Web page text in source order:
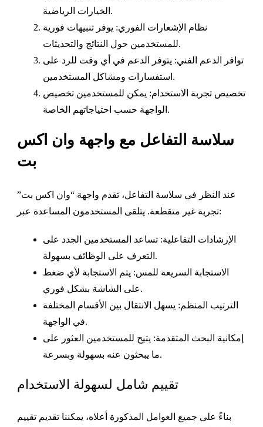
الخيارات الرياضية.
نظام الإشعارات الفوري: يوفر تنبيهات فورية
للمستخدمين حول النتائج والتحديثات.
توافر الدعم الفني: يتوفر الدعم في أي وقت للرد على
استفسارات ومشاكل المستخدمين.
تخصيص تجربة الاستخدام: يمكن للمستخدمين تخصيص
الواجهة حسب احتياجاتهم الخاصة.
سلاسة التفاعل مع واجهة وان اكس
بت
عند النظر في سلاسة التفاعل، تقدم واجهة “وان اكس بت”
تجربة غير متقطعة. يتلقى المستخدمون المساعدة عبر:
الإرشادات التفاعلية: تساعد المستخدمين الجدد على
التعرف على الوظائف بسهولة.
الاستجابة السريعة للمس: يتم الاستجابة لأي ضغط
على الشاشة بشكل فوري.
الترتيب المنظم: يسهل الانتقال بين الأقسام المختلفة
في الواجهة.
إمكانية البحث المتقدمة: يتيح للمستخدمين العثور على
ما يبحثون عنه بسهولة وبسرعة.
تقييم شامل لسهولة الاستخدام
بناءً على جميع العوامل المذكورة أعلاه، يمكننا تقديم تقييم